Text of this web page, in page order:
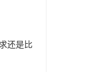
还是比